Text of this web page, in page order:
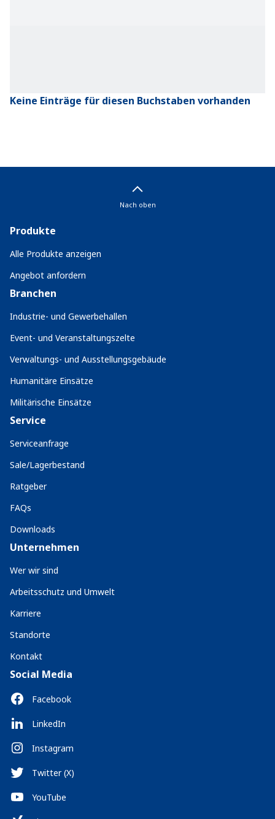
Keine Einträge für diesen Buchstaben vorhanden
Nach oben
Produkte
Alle Produkte anzeigen
Angebot anfordern
Branchen
Industrie- und Gewerbehallen
Event- und Veranstaltungszelte
Verwaltungs- und Ausstellungsgebäude
Humanitäre Einsätze
Militärische Einsätze
Service
Serviceanfrage
Sale/Lagerbestand
Ratgeber
FAQs
Downloads
Unternehmen
Wer wir sind
Arbeitsschutz und Umwelt
Karriere
Standorte
Kontakt
Social Media
Facebook
LinkedIn
Instagram
Twitter (X)
YouTube